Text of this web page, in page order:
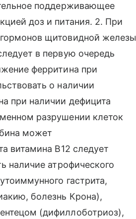
поддерживающее
доз и питания. 2. При
щитовидной железы
в первую очередь
ферритина при
о наличии
при наличии дефицита
разрушении клеток
может
витамина В12 следует
наличие атрофического
гастрита,
болезнь Крона),
(дифиллоботриоз),